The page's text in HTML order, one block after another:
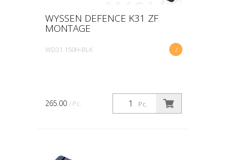
WYSSEN DEFENCE K31 ZF
MONTAGE
2
WD31.150H-BLK
Pc.
265.00 / Pc.